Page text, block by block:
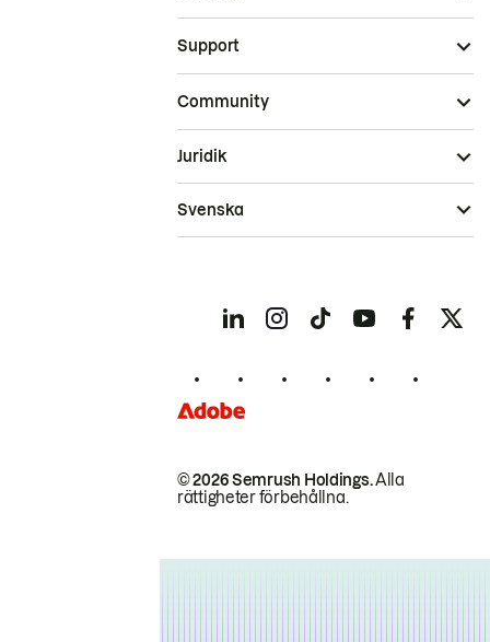
Support
Community
© 2026 Semrush Holdings.Alla
rättigheter förbehållna.
Juridik
Svenska